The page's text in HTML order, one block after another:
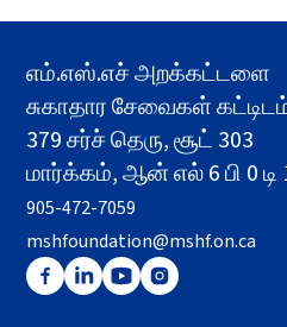
எம்.எஸ்.எச் அறக்கட்டளை
சுகாதார சேவைகள்
379 சர்ச் தெரு, சூட் 303
மார்க்கம், ஆன் எல் 6 பி 0 டி
905-472-7059
mshfoundation@mshf.on.ca